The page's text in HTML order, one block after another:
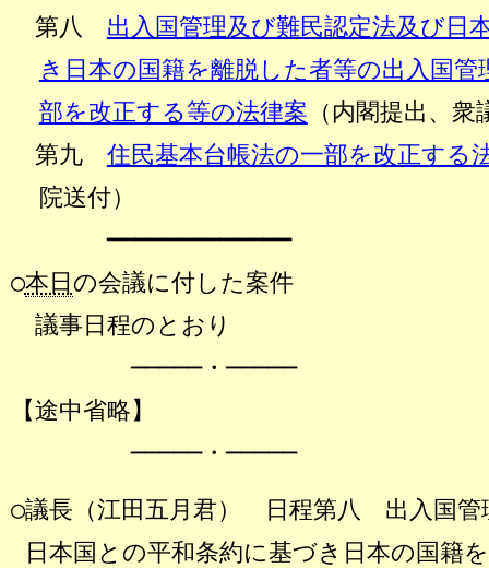
第八 出入国管理及び難民認定法及び日
き日本の国籍を離脱した者等の出入国
部を改正する等の法律案 （内閣提出、衆
第九 住民基本台帳法の一部を改正する
院送付）
━━━━━━━━━━━━━
○本日の会議に付した案件
議事日程のとおり
─────・─────
【途中省略】
─────・─────
○議長（江田五月君） 日程第八 出入国管
日本国との平和条約に基づき日本の国籍